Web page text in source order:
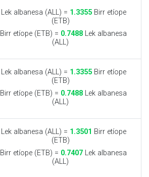
Lek albanesa (ALL) = 1.3355Birr etíope
(ETB)
Birr etíope (ETB) = 0.7488 Lek albanesa
(ALL)
Lek albanesa (ALL) = 1.3355Birr etíope
(ETB)
Birr etíope (ETB) = 0.7488 Lek albanesa
(ALL)
Lek albanesa (ALL) = 1.3501 Birr etíope
(ETB)
Birr etíope (ETB) = 0.7407 Lek albanesa
(ALL)